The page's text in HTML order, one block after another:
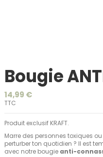
Bougie
14,99 €
TTC
Produit exclusif KRAFT.
Marre des personnes toxiques
perturber ton quotidien ? Il est
avec notre bougie anti-